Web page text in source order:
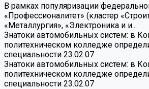
В рамках популяризации
«Профессионалитет» (кластер
«Металлургия», «Электроника и и...
Знатоки автомобильных систем: в
политехническом колледже
специальности 23.02.07
Знатоки автомобильных систем: в
политехническом колледже
специальности 23.02.07